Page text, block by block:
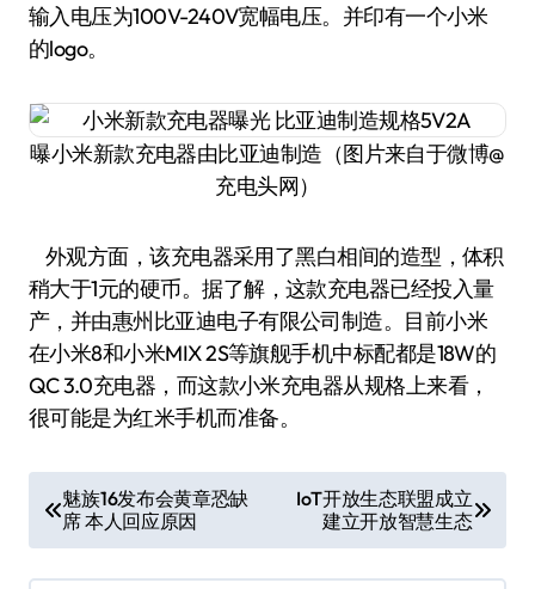
输入电压为100V-240V宽幅电压。并印有一个小米
的logo。
曝小米新款充电器由比亚迪制造（图片来自于微博@
充电头网）
外观方面，该充电器采用了黑白相间的造型，体积
稍大于1元的硬币。据了解，这款充电器已经投入量
产，并由惠州比亚迪电子有限公司制造。目前小米
在小米8和小米MIX 2S等旗舰手机中标配都是18W的
QC 3.0充电器，而这款小米充电器从规格上来看，
很可能是为红米手机而准备。
章
导
魅族16发布会黄章恐缺
席 本人回应原因
IoT开放生态联盟成立
建立开放智慧生态